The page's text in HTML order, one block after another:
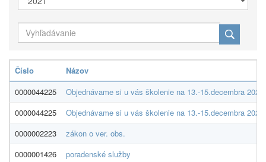
Číslo
Názov
0000044225
Objednávame si u vás školenie na 13.-15.decembra
0000044225
Objednávame si u vás školenie na 13.-15.decembra
0000002223
zákon o ver. obs.
0000001426
poradenské služby